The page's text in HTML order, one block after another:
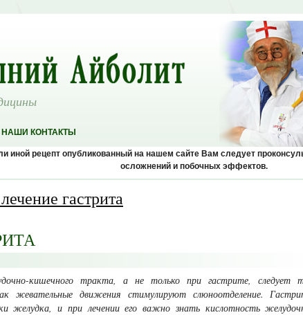
НАШИ КОНТАКТЫ
иной рецепт опубликованный на нашем сайте Вам следует
осложнений и побочных эффектов.
гастрита
кишечного тракта, а не только при гастрите, следует
жевательные движения стимулируют слюноотделение.
же­лудка, и при лечении его важно знать кислотность